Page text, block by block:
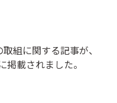
組に関する記事が、
載されました。